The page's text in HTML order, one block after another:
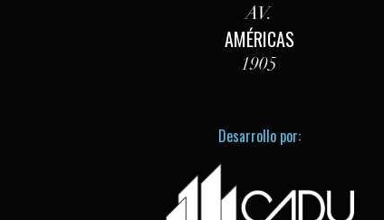
AV.
AMÉRICAS
1905
Desarrollo por: